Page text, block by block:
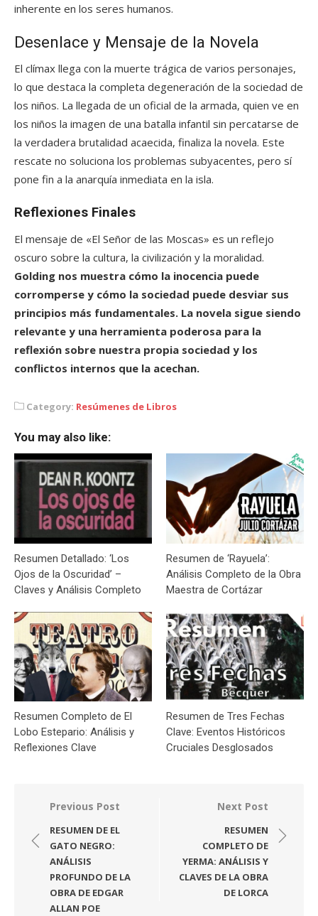
inherente en los seres humanos.
Desenlace y Mensaje de la Novela
El clímax llega con la muerte trágica de varios personajes,
lo que destaca la completa degeneración de la sociedad de
los niños. La llegada de un oficial de la armada, quien ve en
los niños la imagen de una batalla infantil sin percatarse de
la verdadera brutalidad acaecida, finaliza la novela. Este
rescate no soluciona los problemas subyacentes, pero sí
pone fin a la anarquía inmediata en la isla.
Reflexiones Finales
El mensaje de «El Señor de las Moscas» es un reflejo
oscuro sobre la cultura, la civilización y la moralidad.
Golding nos muestra cómo la inocencia puede
corromperse y cómo la sociedad puede desviar sus
principios más fundamentales. La novela sigue siendo
relevante y una herramienta poderosa para la
reflexión sobre nuestra propia sociedad y los
conflictos internos que la acechan.
Category: Resúmenes de Libros
You may also like:
Resumen Detallado: ‘Los
Ojos de la Oscuridad’ –
Claves y Análisis Completo
Resumen de ‘Rayuela’:
Análisis Completo de la Obra
Maestra de Cortázar
Resumen Completo de El
Lobo Estepario: Análisis y
Reflexiones Clave
Resumen de Tres Fechas
Clave: Eventos Históricos
Cruciales Desglosados
Navegación
entradas
Previous Post
RESUMEN DE EL
GATO NEGRO:
ANÁLISIS
PROFUNDO DE LA
OBRA DE EDGAR
ALLAN POE
Next Post
RESUMEN
COMPLETO DE
YERMA: ANÁLISIS Y
CLAVES DE LA OBRA
DE LORCA